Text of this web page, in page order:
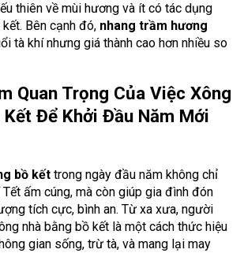
thiên về mùi hương và ít có tác dụng
Bên cạnh đó, nhang trầm hương
tà khí nhưng giá thành cao hơn nhiều so
Quan Trọng Của Việc Xông
Kết Để Khởi Đầu Năm Mới
bồ kết trong ngày đầu năm không chỉ
ấm cúng, mà còn giúp gia đình đón
tích cực, bình an. Từ xa xưa, người
nhà bằng bồ kết là một cách thức hiệu
gian sống, trừ tà, và mang lại may